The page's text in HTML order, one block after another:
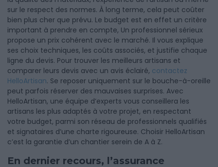
sur le respect des normes. À long terme, cela peut coûter
bien plus cher que prévu. Le budget est en effet un critère
important à prendre en compte, Un professionnel sérieux
propose un prix cohérent avec le marché. Il vous explique
ses choix techniques, les coûts associés, et justifie chaque
ligne du devis. Pour trouver les meilleurs artisans et
comparer leurs devis avec un avis éclairé, contactez
HelloArtisan. Se reposer uniquement sur le bouche-à-oreille
peut parfois réserver des mauvaises surprises. Avec
HelloArtisan, une équipe d’experts vous conseillera les
artisans les plus adaptés à votre projet, en respectant
votre budget, parmi son réseau de professionnels qualifiés
et signataires d’une charte rigoureuse. Choisir HelloArtisan
c’est la garantie d’un chantier serein de A à Z.
En dernier recours, l’assurance